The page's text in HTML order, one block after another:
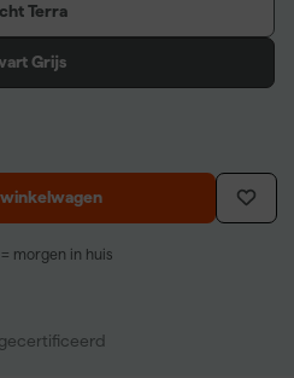
Terra
Grijs
morgen in huis